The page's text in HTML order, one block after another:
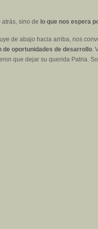
sino de lo que nos espera
de abajo hacia arriba, nos
de oportunidades de desarrollo.
que dejar su querida Patria.